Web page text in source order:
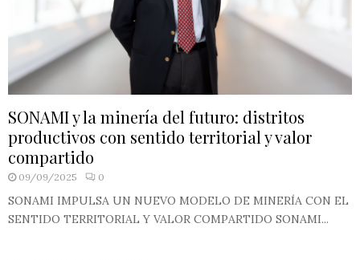
SONAMI y la minería del futuro: distritos
productivos con sentido territorial y valor
compartido
09/09/2025 0
SONAMI IMPULSA UN NUEVO MODELO DE MINERÍA CON EL
SENTIDO TERRITORIAL Y VALOR COMPARTIDO SONAMI...